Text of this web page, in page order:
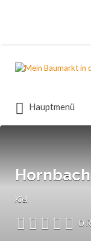
nach:
Hauptmenü
nach:
Kiel
0